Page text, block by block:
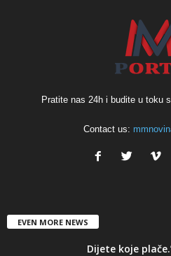
Pratite nas 24h i budite u toku
Contact us:
EVEN MORE NEWS
Dijete koje